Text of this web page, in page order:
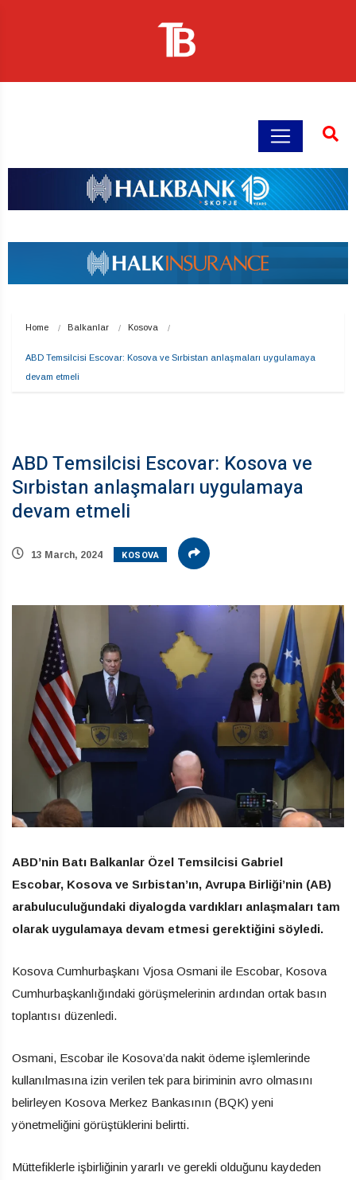
Home Balkanlar Kosova
ABD Temsilcisi Escovar: Kosova ve Sırbistan anlaşmaları uygulamaya
devam etmeli
ABD Temsilcisi Escovar: Kosova ve
Sırbistan anlaşmaları uygulamaya
devam etmeli
13 March, 2024 KOSOVA
ABD’nin Batı Balkanlar Özel Temsilcisi Gabriel
Escobar, Kosova ve Sırbistan’ın, Avrupa Birliği’nin (AB)
arabuluculuğundaki diyalogda vardıkları anlaşmaları tam
olarak uygulamaya devam etmesi gerektiğini söyledi.
Kosova Cumhurbaşkanı Vjosa Osmani ile Escobar, Kosova
Cumhurbaşkanlığındaki görüşmelerinin ardından ortak basın
toplantısı düzenledi.
Osmani, Escobar ile Kosova’da nakit ödeme işlemlerinde
kullanılmasına izin verilen tek para biriminin avro olmasını
belirleyen Kosova Merkez Bankasının (BQK) yeni
yönetmeliğini görüştüklerini belirtti.
Müttefiklerle işbirliğinin yararlı ve gerekli olduğunu kaydeden